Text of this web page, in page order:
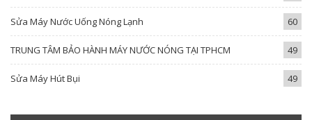
Sửa Máy Nước Uống Nóng Lạnh 60
TRUNG TÂM BẢO HÀNH MÁY NƯỚC NÓNG TẠI TPHCM 49
Sửa Máy Hút Bụi 49